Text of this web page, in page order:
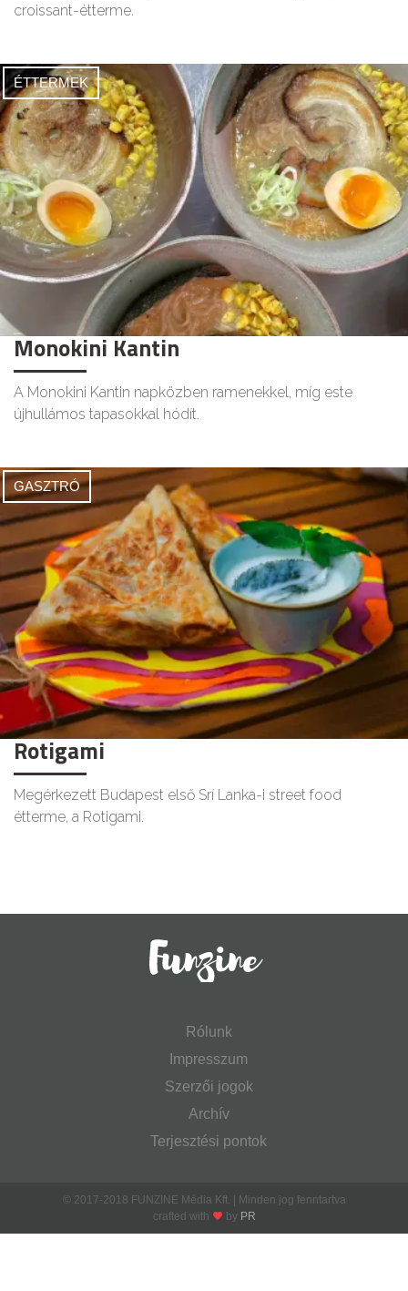
croissant-étterme.
ÉTTERMEK
Monokini Kantin
A Monokini Kantin napközben ramenekkel, míg este
újhullámos tapasokkal hódít.
GASZTRÓ
Rotigami
Megérkezett Budapest első Srí Lanka-i street food
étterme, a Rotigami.
Rólunk
Impresszum
Szerzői jogok
Archív
Terjesztési pontok
© 2017-2018 FUNZINE Média Kft. | Minden jog fenntartva
crafted with
by PR